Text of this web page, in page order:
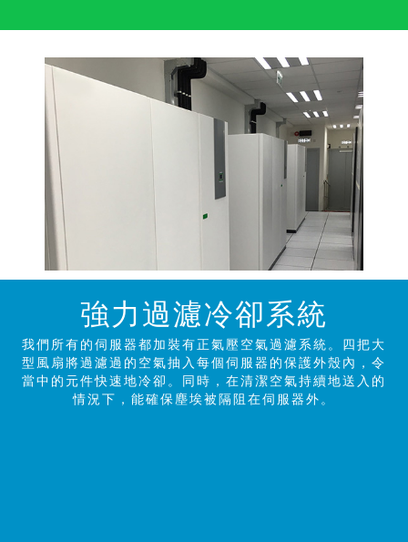
強力過濾冷卻系統
我們所有的伺服器都加裝有正氣壓空氣過濾系統。四把大
型風扇將過濾過的空氣抽入每個伺服器的保護外殼內，令
當中的元件快速地冷卻。同時，在清潔空氣持續地送入的
情況下，能確保塵埃被隔阻在伺服器外。